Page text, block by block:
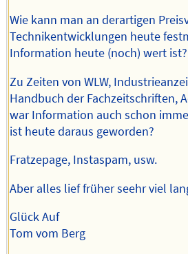
Wie kann man an derartigen
Technikentwicklungen heute
Information heute (noch) wert ist?
Zu Zeiten von WLW,
Handbuch der Fachzeitschriften,
war Information auch schon
ist heute daraus geworden?
Fratzepage, Instaspam, usw.
Aber alles lief früher seehr viel
Glück Auf
Tom vom Berg